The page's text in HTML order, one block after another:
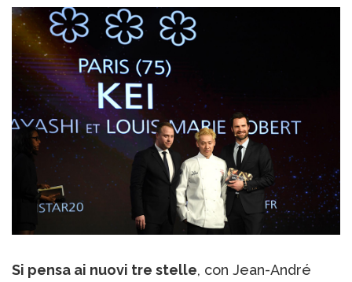
Si pensa ai nuovi tre stelle, con Jean-André